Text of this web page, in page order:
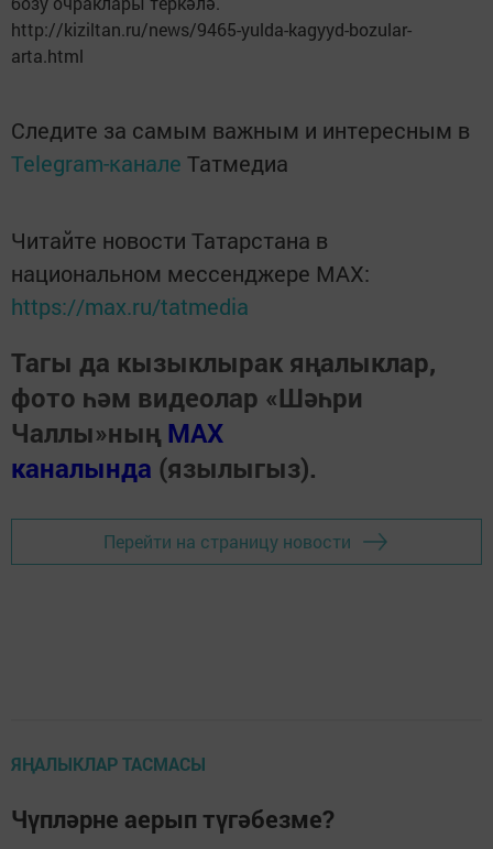
http://kiziltan.ru/news/9465-yulda-kagyyd-bozular-
arta.html
Следите за самым важным и интересным в
Telegram-канале Татмедиа
Читайте новости Татарстана в
национальном мессенджере MАХ:
https://max.ru/tatmedia
Тагы да кызыклырак яңалыклар,
фото һәм видеолар «Шәһри
Чаллы»ның MAX
каналында (язылыгыз).
Перейти на страницу новости
ЯҢАЛЫКЛАР ТАСМАСЫ
Чүпләрне аерып түгәбезме?